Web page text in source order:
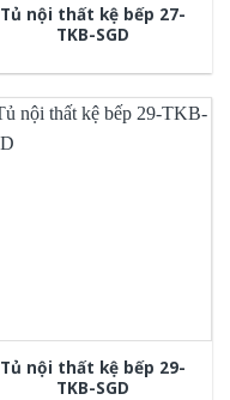
Tủ nội thất kệ bếp 27-
TKB-SGD
Tủ nội thất kệ bếp 29-
TKB-SGD